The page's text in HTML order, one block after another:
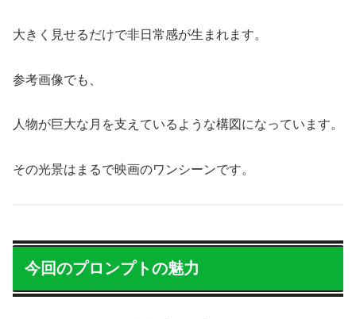
大きく見せるだけで非日常感が生まれます。
参考画像でも、
人物が巨大な月を支えているような構図になっています。
その光景はまるで映画のワンシーンです。
今回のプロンプトの魅力